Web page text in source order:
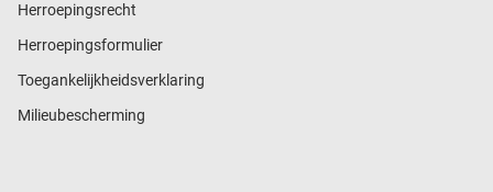
Herroepingsrecht
Herroepingsformulier
Toegankelijkheidsverklaring
Milieubescherming